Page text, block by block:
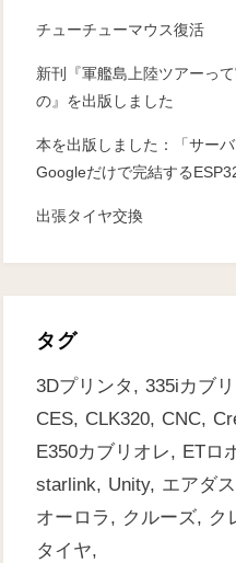
チューチューマウス復活
新刊『軍艦島上陸ツアーっ
の』を出版しました
本を出版しました：「サーバ
Googleだけで完結する
出張タイヤ交換
タグ
3Dプリンタ
335iカブ
CES
CLK320 CNC
E350カブリオレ
ETロ
starlink
Unity
エアダ
オーロラ
クルーズ
ク
タイヤ